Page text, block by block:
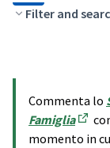
Filter and
Commenta lo
Famiglia
momento in